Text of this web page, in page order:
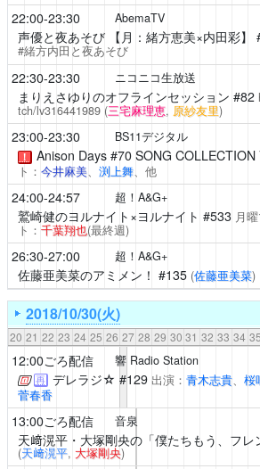
22:00-23:30 AbemaTV
声優と夜あそび【月：緒方恵美×内田彩】
#緒方内田と夜あそび
22:30-23:30 ニコニコ生放送
まりえさゆりのオフラインセッション #82
tch/lv316441989 (三宅麻理恵, 原紗友里)
23:00-23:30 BS11デジタル
！ Anison Days #70 SONG COLLECTION
ト： 今井麻美、 渕上舞、他
24:00-24:57 超！A&G+
鷲崎健のヨルナイト×ヨルナイト #533 月
ト： 千葉翔也(最終週)
26:30-27:00 超！A&G+
佐藤亜美菜のアミメン！ #135 (佐藤亜美菜)
2018/10/30(火)
20 21 22 23 24 25 26 27 28 29 30 31 32 33 34 35
12:00ごろ配信 響 Radio Station
再 デレラジ☆ #129 出演： 青木志貴、 桜
菅春香
13:00ごろ配信 音泉
天﨑滉平・大塚剛央の「僕たちもう、フレ
(天﨑滉平, 大塚剛央)